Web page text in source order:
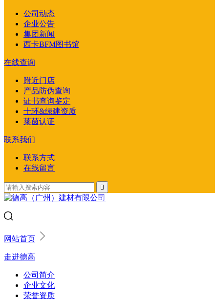
公司动态
企业公告
集团新闻
西卡BFM图书馆
在线查询
附近门店
产品防伪查询
证书查询鉴定
十环&绿建资质
莱茵认证
联系我们
联系方式
在线留言

网站首页
走进德高
公司简介
企业文化
荣誉资质